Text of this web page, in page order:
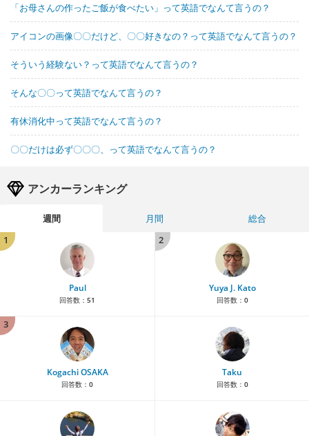
「お母さんの作ったご飯が食べたい」って英語でなんて言うの？
アイコンの画像〇〇だけど、〇〇好きなの？って英語でなんて言うの？
そういう経験ない？って英語でなんて言うの？
そんな〇〇って英語でなんて言うの？
有休消化中って英語でなんて言うの？
〇〇だけは必ず〇〇〇、って英語でなんて言うの？
アンカーランキング
週間 月間
総合
1
Paul
回答数： 51
2
Yuya J. Kato
回答数： 0
3
Kogachi OSAKA
回答数： 0
Taku
回答数： 0